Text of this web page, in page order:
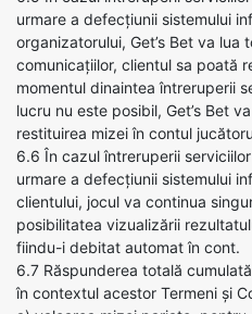
urmare a defecțiunii sistemului
organizatorului, Get’s Bet va lua
comunicațiilor, clientul sa poată
momentul dinaintea întreruperii
lucru nu este posibil, Get’s Bet
restituirea mizei în contul
6.6 În cazul întreruperii
urmare a defecțiunii sistemului
clientului, jocul va continua
posibilitatea vizualizării
fiindu-i debitat automat în cont.
6.7 Răspunderea totală
în contextul acestor Termeni și